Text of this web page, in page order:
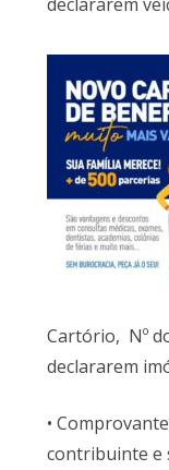
Cartório, Nº
declararem
•
contribuinte e